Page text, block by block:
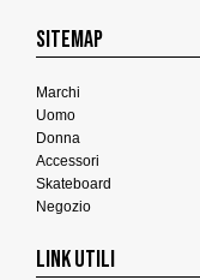
SITEMAP
Marchi
Uomo
Donna
Accessori
Skateboard
Negozio
LINK UTILI